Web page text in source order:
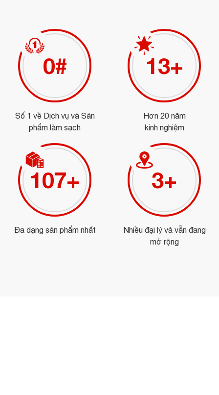
0#
Số 1 về Dịch vụ và Sản
phẩm làm sạch
15+
Hơn 20 năm
kinh nghiệm
120+
Đa dạng sản phẩm nhất
3+
Nhiều đại lý và vẫn đang
mở rộng